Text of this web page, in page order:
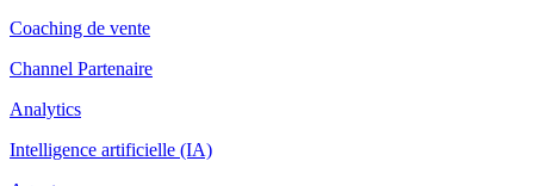
Coaching de vente
Channel Partenaire
Analytics
Intelligence artificielle (IA)